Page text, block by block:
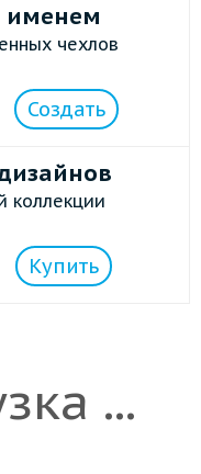
именем
чехлов
Создать
коллекции
Купить
...